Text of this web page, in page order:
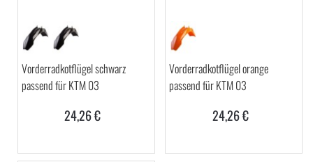
Vorderradkotflügel schwarz
passend für KTM 03
24,26 €
Vorderradkotflügel orange
passend für KTM 03
24,26 €